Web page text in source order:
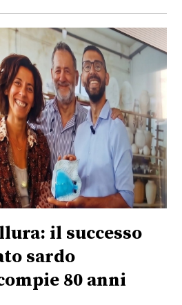
il successo
sardo
80 anni